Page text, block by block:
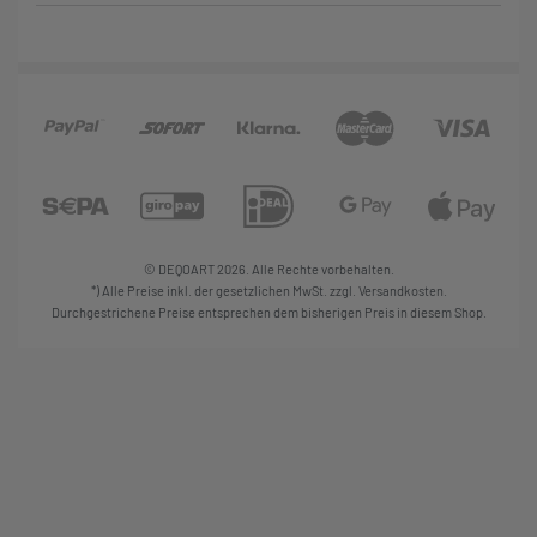
B&W Collaboration
© DEQOART 2026. Alle Rechte vorbehalten.
*) Alle Preise inkl. der gesetzlichen MwSt. zzgl. Versandkosten.
Durchgestrichene Preise entsprechen dem bisherigen Preis in diesem Shop.